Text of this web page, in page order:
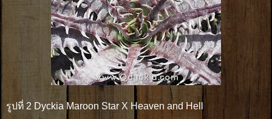
รูปที่ 2 Dyckia Maroon Star X Heaven and Hell